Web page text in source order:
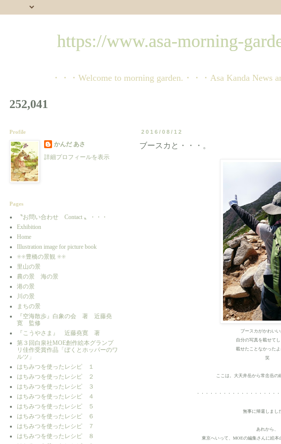
https://www.asa-morning-
・・・Welcome to morning garden.・・・Asa Kanda News
252,041
2016/08/12
ブースカと・・・。
ブースカがかわいい
自分の写真を載せてし
載せたことなかったよ
笑
ここは。大天井岳から常念岳の
・・・・・・・・・・・・・・・・・・
無事に帰還しまし
あれから、
東京へいって、MOEの編集さんに絵本
Profile
かんだ あさ
詳細プロフィールを表示
Pages
〝お問い合わせ Contact 〟・・・
Exhibition
Home
Illustration image for picture book
✳︎✳︎豊橋の景観 ✳︎✳︎
里山の景
農の景 海の景
港の景
川の景
まちの景
『空海散歩』白象の会 著 近藤堯
寛 監修
『こうやさま』 近藤堯寛 著
第３回白泉社MOE創作絵本グランプ
リ佳作受賞作品「ぼくとホッパーのワ
ルツ」
はちみつを使ったレシピ １
はちみつを使ったレシピ ２
はちみつを使ったレシピ ３
はちみつを使ったレシピ ４
はちみつを使ったレシピ ５
はちみつを使ったレシピ ６
はちみつを使ったレシピ ７
はちみつを使ったレシピ ８